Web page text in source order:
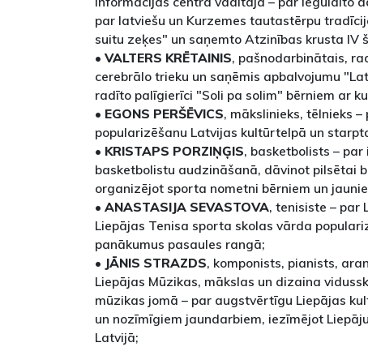
par latviešu un Kurzemes tautastērpu
suitu zeķes" un saņemto Atzinības krusta IV
• VALTERS KRĒTAINIS, pašnodarbinātais,
cerebrālo trieku un saņēmis apbalvojumu
radīto palīgierīci "Soli pa solim" bērniem ar
• EGONS PERŠĒVICS, mākslinieks, tēlnieks
popularizēšanu Latvijas kultūrtelpā un
• KRISTAPS PORZIŅĢIS, basketbolists –
basketbolistu audzināšanā, dāvinot pilsētai
organizējot sporta nometni bērniem un
• ANASTASIJA SEVASTOVA, tenisiste – par
Liepājas Tenisa sporta skolas vārda
panākumus pasaules rangā;
• JĀNIS STRAZDS, komponists, pianists,
Liepājas Mūzikas, mākslas un dizaina
mūzikas jomā – par augstvērtīgu Liepājas
un nozīmīgiem jaundarbiem, iezīmējot
Latvijā;